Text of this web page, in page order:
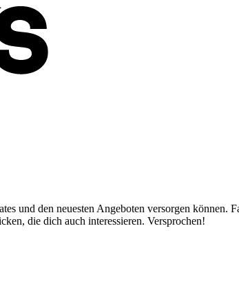
und den neuesten Angeboten versorgen können.
die dich auch interessieren. Versprochen!